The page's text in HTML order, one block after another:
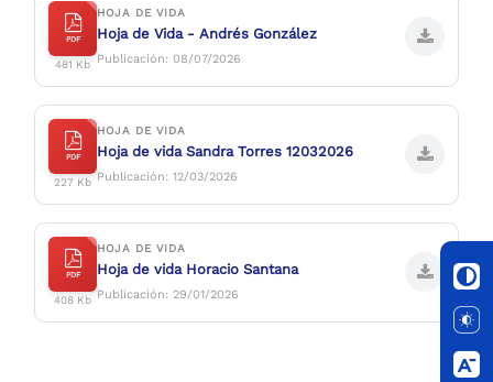
PDF
481 Kb
HOJA DE VIDA
Hoja de Vida - Andrés González
Publicación: 08/07/2026
PDF
227 Kb
HOJA DE VIDA
Hoja de vida Sandra Torres 12032026
Publicación: 12/03/2026
PDF
408 Kb
HOJA DE VIDA
Hoja de vida Horacio Santana
Publicación: 29/01/2026